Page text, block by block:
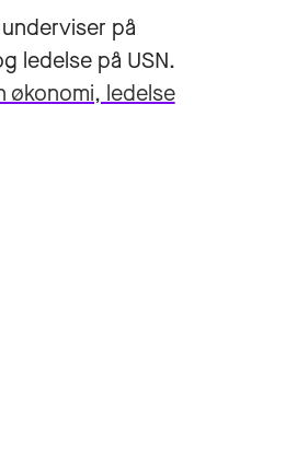
på
ledelse på USN.
økonomi, ledelse